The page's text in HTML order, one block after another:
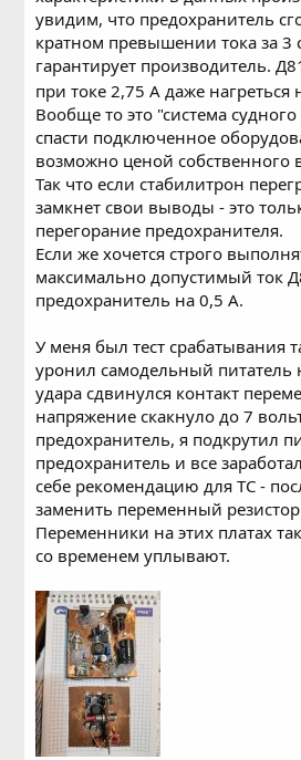
увидим, что предохранитель
кратном превышении тока за 3
гарантирует производитель.
при токе 2,75 А даже нагреться
Вообще то это "система
спасти подключенное
возможно ценой собственного
Так что если стабилитрон
замкнет свои выводы - это
перегорание предохранителя.
Если же хочется строго
максимально допустимый ток
предохранитель на 0,5 А.
У меня был тест срабатывания
уронил самодельный питатель
удара сдвинулся контакт
напряжение скакнуло до 7
предохранитель, я подкрутил
предохранитель и все
себе рекомендацию для ТС -
заменить переменный
Переменники на этих платах
со временем уплывают.